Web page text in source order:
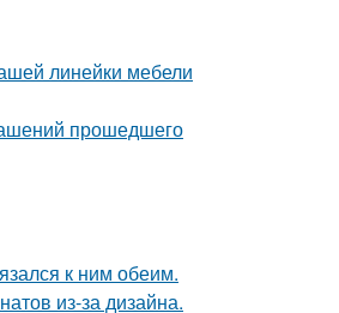
линейки мебели
прошедшего
к ним обеим.
из-за дизайна.